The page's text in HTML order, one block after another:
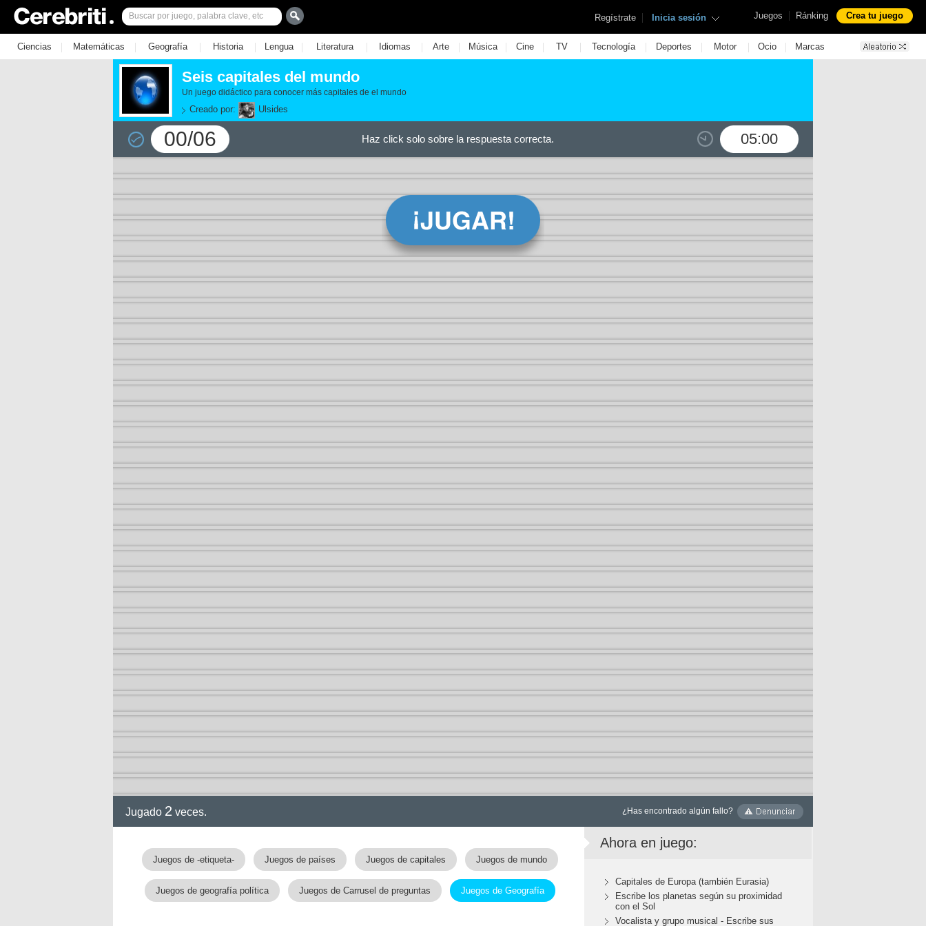
Juegos | Ránking Crea tu juego
Regístrate | Inicia sesión
Ciencias | Matemáticas | Geografía | Historia | Lengua | Literatura | Idiomas | Arte | Música | Cine | TV | Tecnología | Deportes | Motor | Ocio | Marcas
Seis capitales del mundo
Un juego didáctico para conocer más capitales de el mundo
Creado por: Ulsides
00/06 05:00
Haz click solo sobre la respuesta correcta.
Jugado 2 veces. ¿Has encontrado algún fallo?
Juegos de -etiqueta- Juegos de países Juegos de capitales Juegos de mundo
Juegos de geografía política Juegos de Carrusel de preguntas Juegos de Geografía
Ahora en juego:
Capitales de Europa (también Eurasia)
Escribe los planetas según su proximidad
con el Sol
Vocalista y grupo musical - Escribe sus